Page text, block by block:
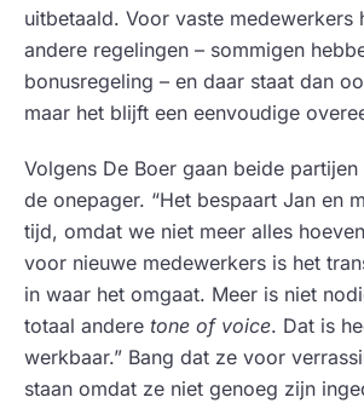
uitbetaald. Voor vaste medewerkers
andere regelingen – sommigen
bonusregeling – en daar staat dan
maar het blijft een eenvoudige
Volgens De Boer gaan beide
de onepager. “Het bespaart Jan en
tijd, omdat we niet meer alles
voor nieuwe medewerkers is het
in waar het omgaat. Meer is niet
totaal andere tone of voice. Dat is
werkbaar.” Bang dat ze voor
staan omdat ze niet genoeg zijn